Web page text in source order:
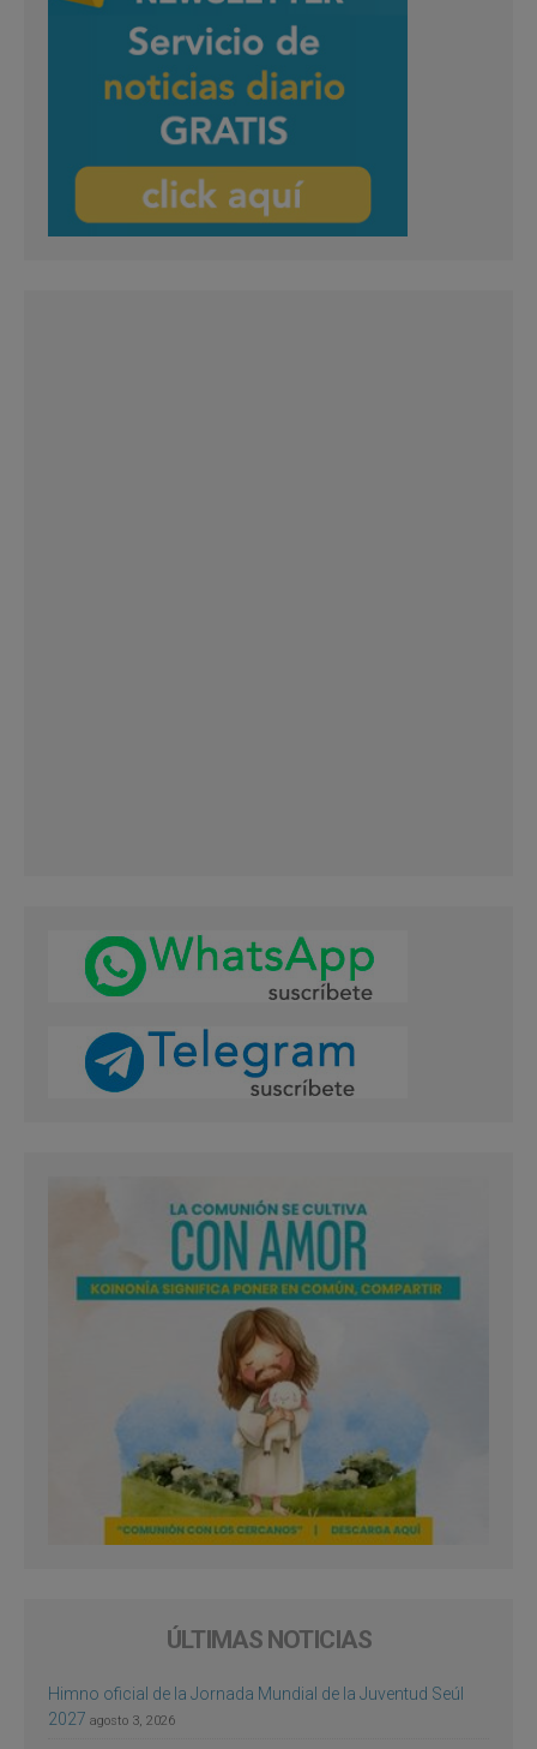
ÚLTIMAS NOTICIAS
Himno oficial de la Jornada Mundial de la Juventud Seúl
2027 agosto 3, 2026